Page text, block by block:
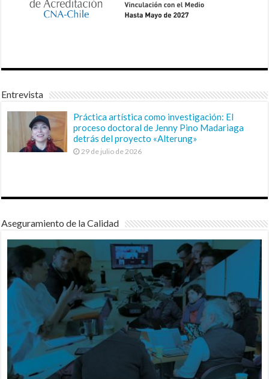
Entrevista
Práctica artística como investigación: El
proceso doctoral de Jenny Pino Madariaga
detrás del proyecto «Alterung»
29 de julio de 2026
Aseguramiento de la Calidad